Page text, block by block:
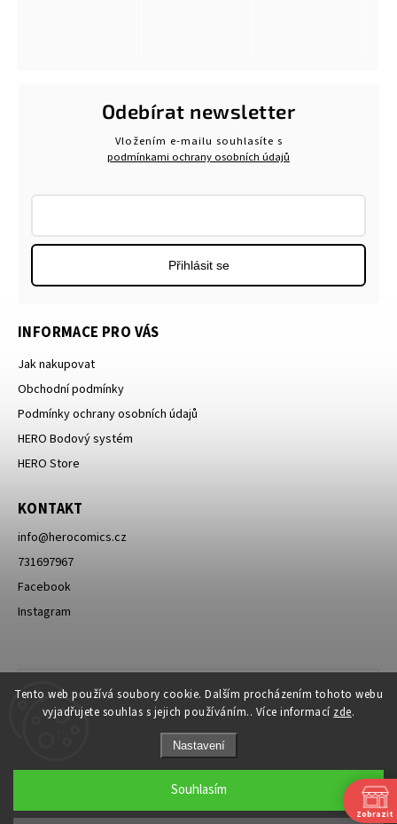
Tento web používá soubory cookie. Dalším procházením tohoto webu
vyjadřujete souhlas s jejich používáním.. Více informací zde.
Nastavení
Souhlasím
INFORMACE PRO VÁS
Jak nakupovat
Obchodní podmínky
Podmínky ochrany osobních údajů
HERO Bodový systém
HERO Store
KONTAKT
info@herocomics.cz
731697967
Facebook
Instagram
Odebírat newsletter
Vložením e-mailu souhlasíte s
podmínkami ochrany osobních údajů
Přihlásit se
Copyright 2026HERO Comics. Všechna práva vyhrazena. Zobrazit